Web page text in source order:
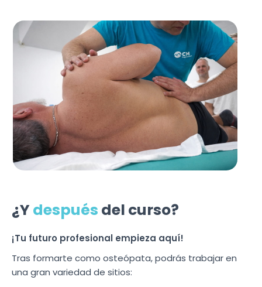
¿Ydespués del curso?
¡Tu futuro profesional empieza aquí!
Tras formarte como osteópata, podrás trabajar en
una gran variedad de sitios: